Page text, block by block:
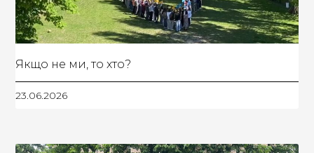
Якщо не ми, то хто?
23.06.2026